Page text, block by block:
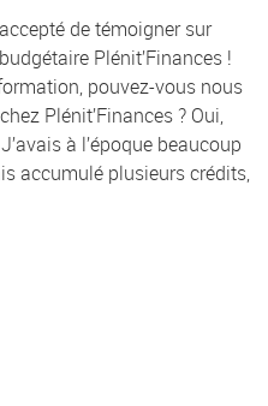
de témoigner sur
Plénit’Finances !
pouvez-vous nous
Plénit’Finances ? Oui,
à l’époque beaucoup
accumulé plusieurs crédits,